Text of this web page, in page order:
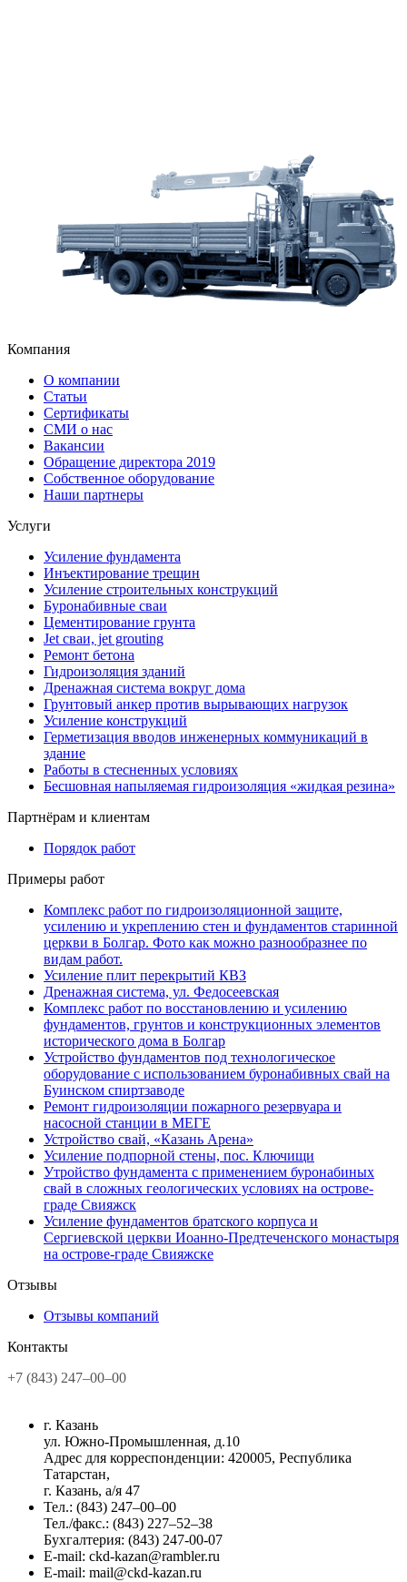
Компания
О компании
Статьи
Сертификаты
СМИ о нас
Вакансии
Обращение директора 2019
Собственное оборудование
Наши партнеры
Услуги
Усиление фундамента
Инъектирование трещин
Усиление строительных конструкций
Буронабивные сваи
Цементирование грунта
Jet сваи, jet grouting
Ремонт бетона
Гидроизоляция зданий
Дренажная система вокруг дома
Грунтовый анкер против вырывающих нагрузок
Усиление конструкций
Герметизация вводов инженерных коммуникаций в
здание
Работы в стесненных условиях
Бесшовная напыляемая гидроизоляция «жидкая резина»
Партнёрам и клиентам
Порядок работ
Примеры работ
Комплекс работ по гидроизоляционной защите,
усилению и укреплению стен и фундаментов старинной
церкви в Болгар. Фото как можно разнообразнее по
видам работ.
Усиление плит перекрытий КВЗ
Дренажная система, ул. Федосеевская
Комплекс работ по восстановлению и усилению
фундаментов, грунтов и конструкционных элементов
исторического дома в Болгар
Устройство фундаментов под технологическое
оборудование с использованием буронабивных свай на
Буинском спиртзаводе
Ремонт гидроизоляции пожарного резервуара и
насосной станции в МЕГЕ
Устройство свай, «Казань Арена»
Усиление подпорной стены, пос. Ключищи
Утройство фундамента с применением буронабиных
свай в сложных геологических условиях на острове-
граде Свияжск
Усиление фундаментов братского корпуса и
Сергиевской церкви Иоанно-Предтеченского монастыря
на острове-граде Свияжске
Отзывы
Отзывы компаний
Контакты
+7 (843) 247–00–00
г. Казань
ул. Южно-Промышленная, д.10
Адрес для корреспонденции: 420005, Республика
Татарстан,
г. Казань, а/я 47
Тел.: (843) 247–00–00
Тел./факс.: (843) 227–52–38
Бухгалтерия: (843) 247-00-07
E-mail: ckd-kazan@rambler.ru
E-mail: mail@ckd-kazan.ru